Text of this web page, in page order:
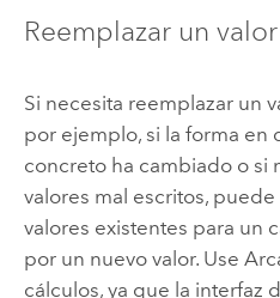
Reemplazar un
Si necesita reemplazar un
por ejemplo, si la forma en
concreto ha cambiado o si
valores mal escritos,
valores existentes para un
por un nuevo valor. Use
cálculos, ya que la interfaz